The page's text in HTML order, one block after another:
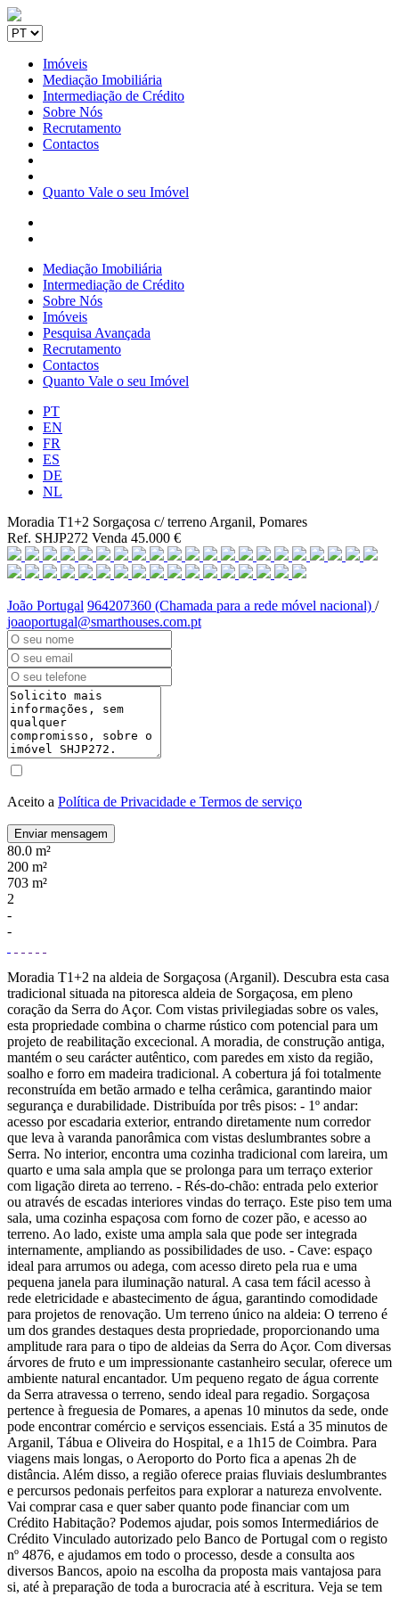
Imóveis
Mediação Imobiliária
Intermediação de Crédito
Sobre Nós
Recrutamento
Contactos
Quanto Vale o seu Imóvel
Mediação Imobiliária
Intermediação de Crédito
Sobre Nós
Imóveis
Pesquisa Avançada
Recrutamento
Contactos
Quanto Vale o seu Imóvel
PT
EN
FR
ES
DE
NL
Moradia T1+2 Sorgaçosa c/ terreno Arganil, Pomares
Ref. SHJP272 Venda 45.000 €
João Portugal 964207360 (Chamada para a rede móvel nacional) /
joaoportugal@smarthouses.com.pt
Aceito a Política de Privacidade e Termos de serviço
Enviar mensagem
80.0 m²
200 m²
703 m²
2
-
-
Moradia T1+2 na aldeia de Sorgaçosa (Arganil). Descubra esta casa
tradicional situada na pitoresca aldeia de Sorgaçosa, em pleno
coração da Serra do Açor. Com vistas privilegiadas sobre os vales,
esta propriedade combina o charme rústico com potencial para um
projeto de reabilitação excecional. A moradia, de construção antiga,
mantém o seu carácter autêntico, com paredes em xisto da região,
soalho e forro em madeira tradicional. A cobertura já foi totalmente
reconstruída em betão armado e telha cerâmica, garantindo maior
segurança e durabilidade. Distribuída por três pisos: - 1º andar:
acesso por escadaria exterior, entrando diretamente num corredor
que leva à varanda panorâmica com vistas deslumbrantes sobre a
Serra. No interior, encontra uma cozinha tradicional com lareira, um
quarto e uma sala ampla que se prolonga para um terraço exterior
com ligação direta ao terreno. - Rés-do-chão: entrada pelo exterior
ou através de escadas interiores vindas do terraço. Este piso tem uma
sala, uma cozinha espaçosa com forno de cozer pão, e acesso ao
terreno. Ao lado, existe uma ampla sala que pode ser integrada
internamente, ampliando as possibilidades de uso. - Cave: espaço
ideal para arrumos ou adega, com acesso direto pela rua e uma
pequena janela para iluminação natural. A casa tem fácil acesso à
rede eletricidade e abastecimento de água, garantindo comodidade
para projetos de renovação. Um terreno único na aldeia: O terreno é
um dos grandes destaques desta propriedade, proporcionando uma
amplitude rara para o tipo de aldeias da Serra do Açor. Com diversas
árvores de fruto e um impressionante castanheiro secular, oferece um
ambiente natural encantador. Um pequeno regato de água corrente
da Serra atravessa o terreno, sendo ideal para regadio. Sorgaçosa
pertence à freguesia de Pomares, a apenas 10 minutos da sede, onde
pode encontrar comércio e serviços essenciais. Está a 35 minutos de
Arganil, Tábua e Oliveira do Hospital, e a 1h15 de Coimbra. Para
viagens mais longas, o Aeroporto do Porto fica a apenas 2h de
distância. Além disso, a região oferece praias fluviais deslumbrantes
e percursos pedonais perfeitos para explorar a natureza envolvente.
Vai comprar casa e quer saber quanto pode financiar com um
Crédito Habitação? Podemos ajudar, pois somos Intermediários de
Crédito Vinculado autorizado pelo Banco de Portugal com o registo
nº 4876, e ajudamos em todo o processo, desde a consulta aos
diversos Bancos, apoio na escolha da proposta mais vantajosa para
si, até à preparação de toda a burocracia até à escritura. Veja se tem